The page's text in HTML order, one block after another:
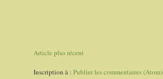
Article plus récent
Inscription à : Publier les commentaires (Atom)